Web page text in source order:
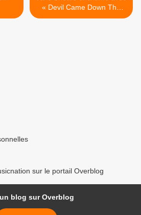
« Devil Came Down The
Dance Floor » ! >
sur le portail Overblog
blog sur Overblog